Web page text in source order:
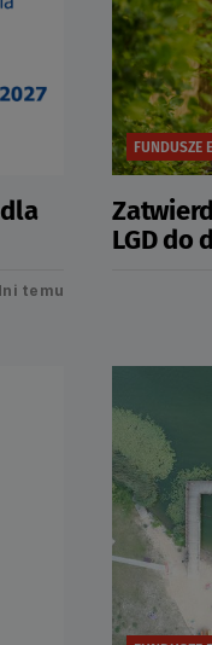
temu
FUNDUSZE
LGD do